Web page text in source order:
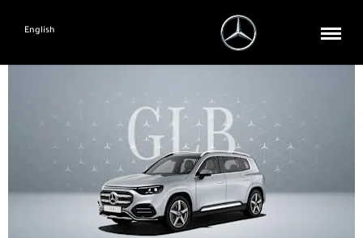
English